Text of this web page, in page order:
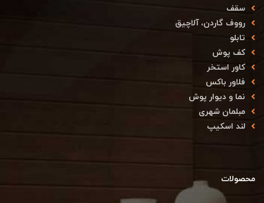
سقف
رووف گاردن، آلاچیق
تابلو
کف پوش
کاور استخر
فلاور باکس
نما و دیوار پوش
مبلمان شهری
لند اسکیپ
محصولات